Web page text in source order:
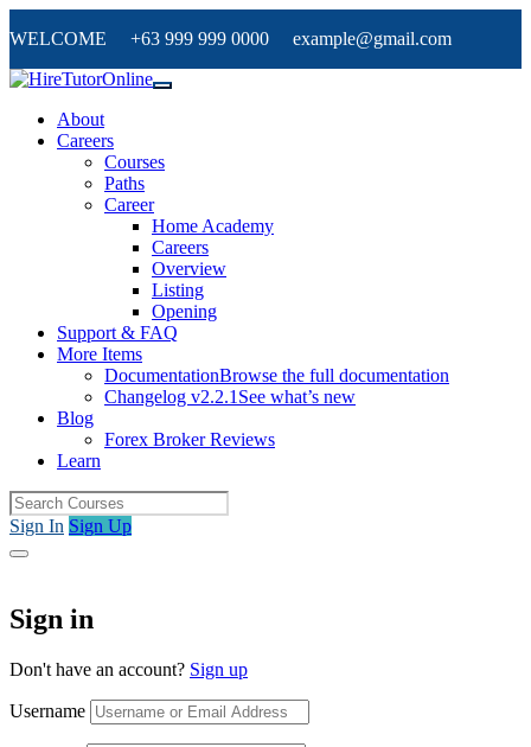
WELCOME +63 999 999 0000 example@gmail.com
About
Careers
Courses
Paths
Career
Home Academy
Careers
Overview
Listing
Opening
Support & FAQ
More Items
DocumentationBrowse the full documentation
Changelog v2.2.1 See what’s new
Blog
Forex Broker Reviews
Learn
Sign In Sign Up
Sign in
Don't have an account? Sign up
Username